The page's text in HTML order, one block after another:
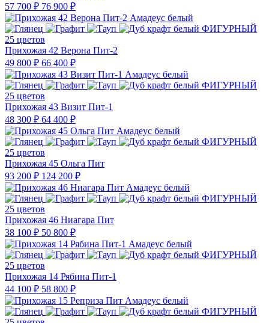
57 700 ₽ 76 900 ₽
25 цветов
Прихожая 42 Верона Пит-2
49 800 ₽ 66 400 ₽
25 цветов
Прихожая 43 Визит Пит-1
48 300 ₽ 64 400 ₽
25 цветов
Прихожая 45 Ольга Пит
93 200 ₽ 124 200 ₽
25 цветов
Прихожая 46 Ниагара Пит
38 100 ₽ 50 800 ₽
25 цветов
Прихожая 14 Рябина Пит-1
44 100 ₽ 58 800 ₽